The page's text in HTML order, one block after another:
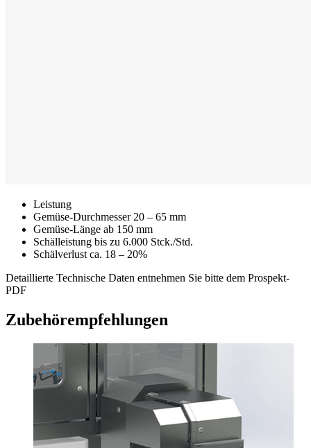
Leistung
Gemüse-Durchmesser 20 – 65 mm
Gemüse-Länge ab 150 mm
Schälleistung bis zu 6.000 Stck./Std.
Schälverlust ca. 18 – 20%
Detaillierte Technische Daten entnehmen Sie bitte dem Prospekt-
PDF
Zubehörempfehlungen